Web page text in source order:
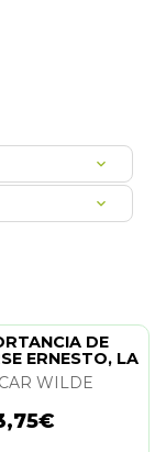
DE
ERNESTO, LA
WILDE